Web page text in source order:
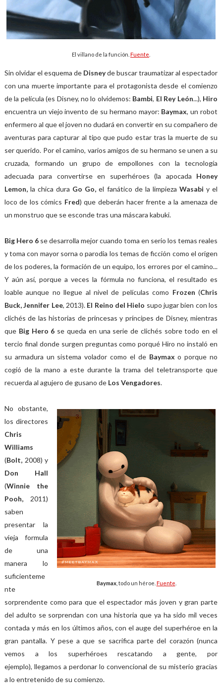
El villano de la función. Fuente
Sin olvidar el esquema de Disneyde buscar traumatizar al espectador
con una muerte importante para el protagonista desde el comienzo
de la película (es Disney, no lo olvidemos: Bambi, El Rey León...), Hiro
encuentra un viejo invento de su hermano mayor: Baymax, un robot
enfermero al que el joven no dudará en convertir en su compañero de
aventuras para capturar al tipo que pudo estar tras la muerte de su
ser querido. Por el camino, varios amigos de su hermano se unen a su
cruzada, formando un grupo de empollones con la tecnología
adecuada para convertirse en superhéroes (la apocada Honey
Lemon,la chica dura Go Go, el fanático de la limpieza Wasabi y el
loco de los cómics Fred) que deberán hacer frente a la amenaza de
un monstruo que se esconde tras una máscara kabuki.
Big Hero 6se desarrolla mejor cuando toma en serio los temas reales
y toma con mayor sorna o parodia los temas de ficción como el origen
de los poderes, la formación de un equipo, los errores por el camino...
Y aún así, porque a veces la fórmula no funciona, el resultado es
loable aunque no llegue al nivel de películas como Frozen(Chris
Buck, Jennifer Lee, 2013). El Reino del Hielo supo jugar bien con los
clichés de las historias de princesas y príncipes de Disney, mientras
que Big Hero 6 se queda en una serie de clichés sobre todo en el
tercio final donde surgen preguntas como porqué Hiro no instaló en
su armadura un sistema volador como el de Baymaxo porque no
cogió de la mano a este durante la trama del teletransporte que
recuerda al agujero de gusano de Los Vengadores.
Baymax, todo un héroe. Fuente
No obstante,
los directores
Chris
Williams
(Bolt, 2008) y
Don Hall
(Winnie the
Pooh, 2011)
saben
presentar la
vieja formula
de una
manera lo
suficienteme
nte
sorprendente como para que el espectador más joven y gran parte
del adulto se sorprendan con una historia que ya ha sido mil veces
contada y más en los últimos años, con el auge del superhéroe en la
gran pantalla. Y pese a que se sacrifica parte del corazón (nunca
vemos a los superhéroes rescatando a gente, por
ejemplo), llegamos a perdonar lo convencional de su misterio gracias
a lo entretenido de su comienzo.